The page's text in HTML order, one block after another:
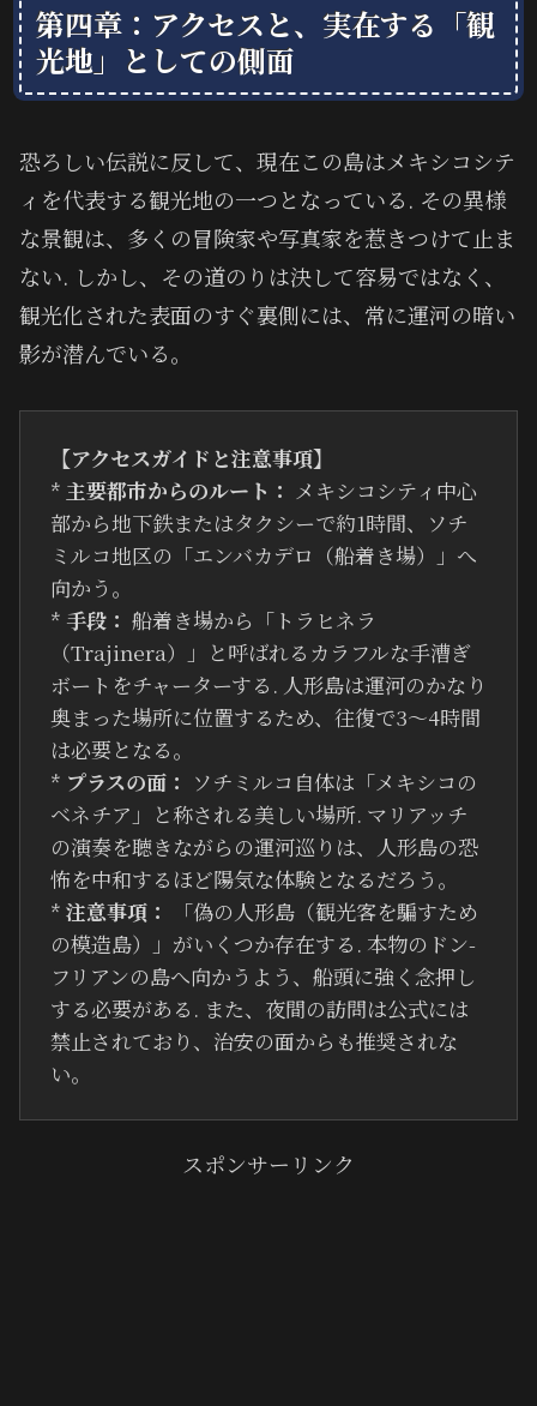
第四章：アクセスと、実在する「観
光地」としての側面
恐ろしい伝説に反して、現在この島はメキシコシテ
ィを代表する観光地の一つとなっている. その異様
な景観は、多くの冒険家や写真家を惹きつけて止ま
ない. しかし、その道のりは決して容易ではなく、
観光化された表面のすぐ裏側には、常に運河の暗い
影が潜んでいる。
【アクセスガイドと注意事項】
* 主要都市からのルート： メキシコシティ中心
部から地下鉄またはタクシーで約1時間、ソチ
ミルコ地区の「エンバカデロ（船着き場）」へ
向かう。
* 手段： 船着き場から「トラヒネラ
（Trajinera）」と呼ばれるカラフルな手漕ぎ
ボートをチャーターする. 人形島は運河のかなり
奥まった場所に位置するため、往復で3〜4時間
は必要となる。
* プラスの面： ソチミルコ自体は「メキシコの
ベネチア」と称される美しい場所. マリアッチ
の演奏を聴きながらの運河巡りは、人形島の恐
怖を中和するほど陽気な体験となるだろう。
* 注意事項：
「偽の人形島（観光客を騙すため
の模造島）」がいくつか存在する. 本物のドン-
フリアンの島へ向かうよう、船頭に強く念押し
する必要がある. また、夜間の訪問は公式には
禁止されており、治安の面からも推奨されな
い。
スポンサーリンク